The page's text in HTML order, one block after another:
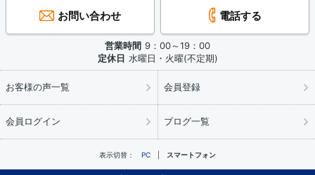
お問い合わせ 電話する
営業時間 9：00～19：00
定休日 水曜日・火曜(不定期)
お客様の声一覧 会員登録
会員ログイン ブログ一覧
表示切替： PC スマートフォン